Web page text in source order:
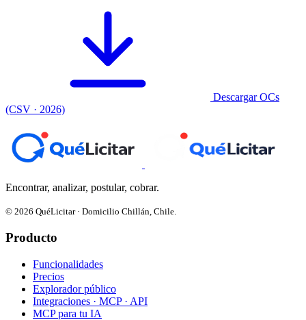
Descargar OCs
(CSV · 2026)
Encontrar, analizar, postular, cobrar.
© 2026 QuéLicitar · Domicilio Chillán, Chile.
Producto
Funcionalidades
Precios
Explorador público
Integraciones · MCP · API
MCP para tu IA